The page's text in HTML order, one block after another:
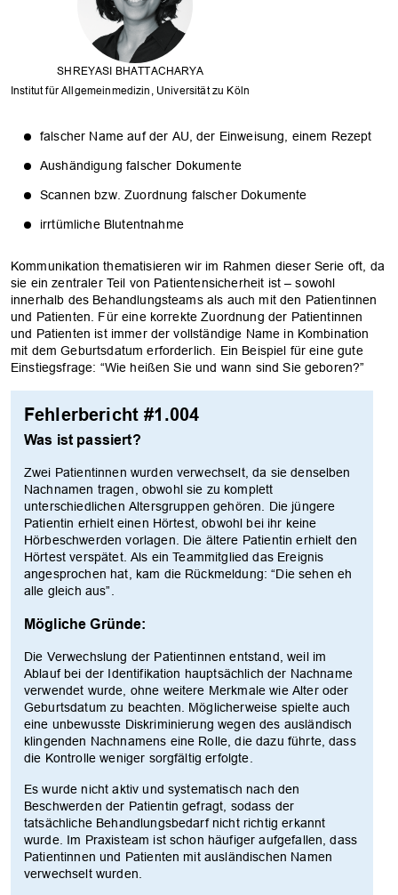
SHREYASI BHATTACHARYA
Institut für Allgemeinmedizin, Universität zu Köln
falscher Name auf der AU, der Einweisung, einem Rezept
Aushändigung falscher Dokumente
Scannen bzw. Zuordnung falscher Dokumente
irrtümliche Blutentnahme
Kommunikation thematisieren wir im Rahmen dieser Serie oft, da
sie ein zentraler Teil von Patientensicherheit ist – sowohl
innerhalb des Behandlungsteams als auch mit den Patientinnen
und Patienten. Für eine korrekte Zuordnung der Patientinnen
und Patienten ist immer der vollständige Name in Kombination
mit dem Geburtsdatum erforderlich. Ein Beispiel für eine gute
Einstiegsfrage: “Wie heißen Sie und wann sind Sie geboren?”
Fehlerbericht #1.004
Was ist passiert?
Zwei Patientinnen wurden verwechselt, da sie denselben
Nachnamen tragen, obwohl sie zu komplett
unterschiedlichen Altersgruppen gehören. Die jüngere
Patientin erhielt einen Hörtest, obwohl bei ihr keine
Hörbeschwerden vorlagen. Die ältere Patientin erhielt den
Hörtest verspätet. Als ein Teammitglied das Ereignis
angesprochen hat, kam die Rückmeldung: “Die sehen eh
alle gleich aus”.
Mögliche Gründe:
Die Verwechslung der Patientinnen entstand, weil im
Ablauf bei der Identifikation hauptsächlich der Nachname
verwendet wurde, ohne weitere Merkmale wie Alter oder
Geburtsdatum zu beachten. Möglicherweise spielte auch
eine unbewusste Diskriminierung wegen des ausländisch
klingenden Nachnamens eine Rolle, die dazu führte, dass
die Kontrolle weniger sorgfältig erfolgte.
Es wurde nicht aktiv und systematisch nach den
Beschwerden der Patientin gefragt, sodass der
tatsächliche Behandlungsbedarf nicht richtig erkannt
wurde. Im Praxisteam ist schon häufiger aufgefallen, dass
Patientinnen und Patienten mit ausländischen Namen
verwechselt wurden.